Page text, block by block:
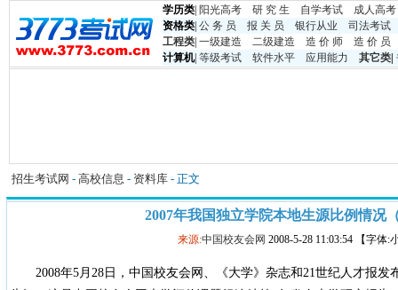
学历类 阳光高考 研 究 生 自学考试
成人高考
资格类 公 务 员 报 关 员 银行从业
司法考试
工程类 一级建造 二级建造 造 价 师
造 价 员
计算机| 等级考试 软件水平 应用能力 其它类
招生考试网 - 高校信息 - 资料库 - 正文
2007年我国独立学院本地生源比例情况
来源:中国校友会网 2008-5-28 11:03:54 【字体:
2008年5月28日，中国校友会网、《大学》杂志和21世纪人才报发